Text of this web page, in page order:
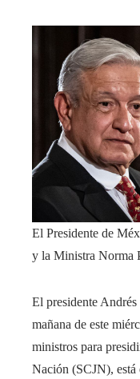
El Presidente de
y la Ministra Norma
El presidente
mañana de este
ministros para
Nación (SCJN), está